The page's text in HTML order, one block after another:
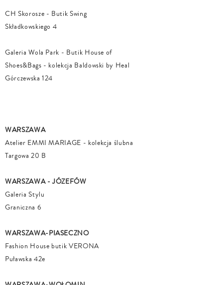
CH Skorosze - Butik Swing
Składkowskiego 4
Galeria Wola Park - Butik House of
Shoes&Bags - kolekcja Baldowski by Heal
Górczewska 124
WARSZAWA
Atelier EMMI MARIAGE - kolekcja ślubna
Targowa 20 B
WARSZAWA - JÓZEFÓW
Galeria Stylu
Graniczna 6
WARSZAWA-PIASECZNO
Fashion House butik VERONA
Puławska 42e